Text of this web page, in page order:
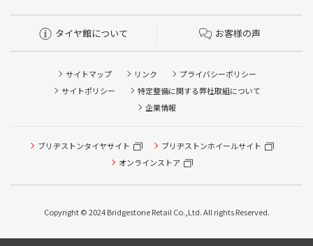
タイヤ館について お客様の声
サイトマップ リンク
プライバシーポリシー
サイトポリシー
特定整備に関する弊社取組について
企業情報
ブリヂストンタイヤサイト
ブリヂストンホイールサイト
オンラインストア
Copyright © 2024 Bridgestone Retail Co.,Ltd. All rights Reserved.